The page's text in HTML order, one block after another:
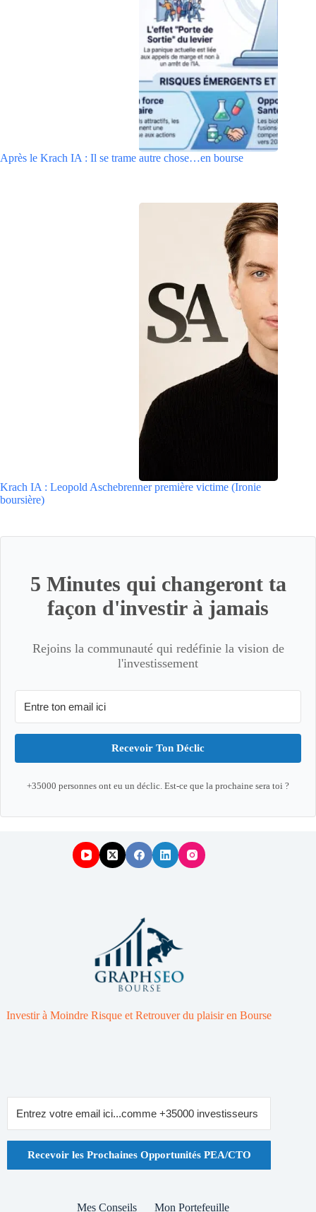
Après le Krach IA : Il se trame autre chose…en bourse
Krach IA : Leopold Aschebrenner première victime (Ironie
boursière)
5 Minutes qui changeront ta
façon d'investir à jamais
Rejoins la communauté qui redéfinie la vision de
l'investissement
Recevoir Ton Déclic
+35000 personnes ont eu un déclic. Est-ce que la prochaine sera toi ?
Investir à Moindre Risque et Retrouver du plaisir en Bourse
Recevoir les Prochaines Opportunités PEA/CTO
Mes Conseils Mon Portefeuille